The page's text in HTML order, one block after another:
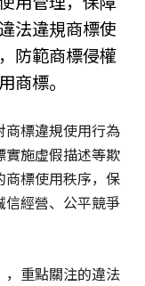
法違規商標使
防範商標侵權
商標。
商標違規使用行為
實施虛假描述等欺
商標使用秩序，保
信經營、公平競爭
，重點關注的違法